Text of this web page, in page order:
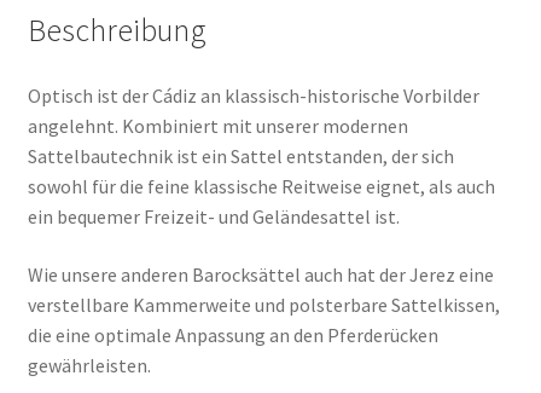
Beschreibung
Optisch ist der Cádiz an klassisch-historische Vorbilder
angelehnt. Kombiniert mit unserer modernen
Sattelbautechnik ist ein Sattel entstanden, der sich
sowohl für die feine klassische Reitweise eignet, als auch
ein bequemer Freizeit- und Geländesattel ist.
Wie unsere anderen Barocksättel auch hat der Jerez eine
verstellbare Kammerweite und polsterbare Sattelkissen,
die eine optimale Anpassung an den Pferderücken
gewährleisten.